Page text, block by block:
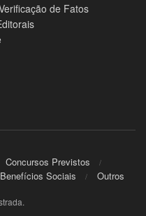
de Fatos
Concursos Previstos
Benefícios Sociais Outros